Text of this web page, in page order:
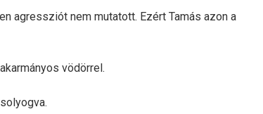
agressziót nem mutatott. Ezért Tamás azon a
vödörrel.